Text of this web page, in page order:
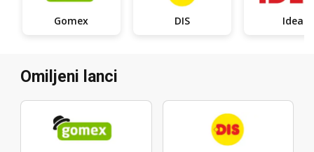
Gomex DIS Idea
Omiljeni lanci